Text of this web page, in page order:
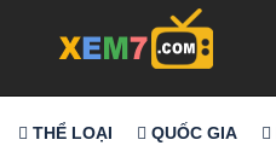
THỂ LOẠI QUỐC GIA